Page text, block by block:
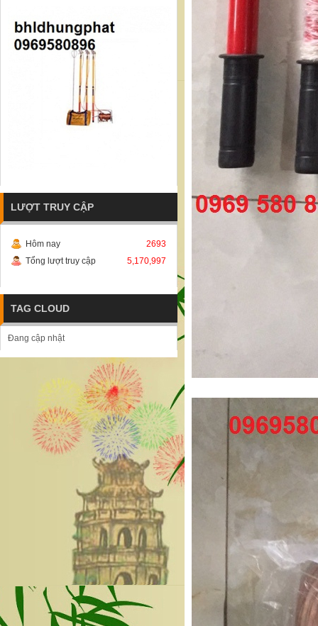
LƯỢT TRUY CẬP
Hôm nay
2693
Tổng lượt truy cập
5,170,997
TAG CLOUD
Đang cập nhật